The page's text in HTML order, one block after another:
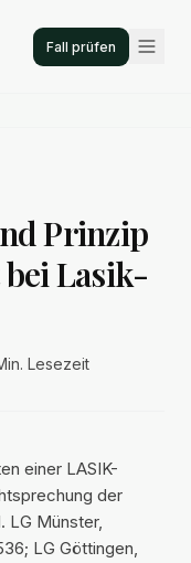
Fall prüfen
Prinzip
Lasik-
Lesezeit
einer LASIK-
der
LG Münster,
LG Göttingen,